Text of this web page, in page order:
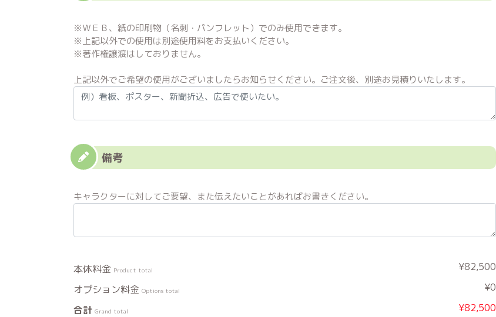
※ＷＥＢ、紙の印刷物（名刺・パンフレット）でのみ使用できます。
※上記以外での使用は別途使用料をお支払いください。
※著作権譲渡はしておりません。
上記以外でご希望の使用がございましたらお知らせください。ご注文後、別途お見積りいたします。
備考
キャラクターに対してご要望、また伝えたいことがあればお書きください。
Product total ¥82,500
Options total ¥0
Grand total ¥82,500